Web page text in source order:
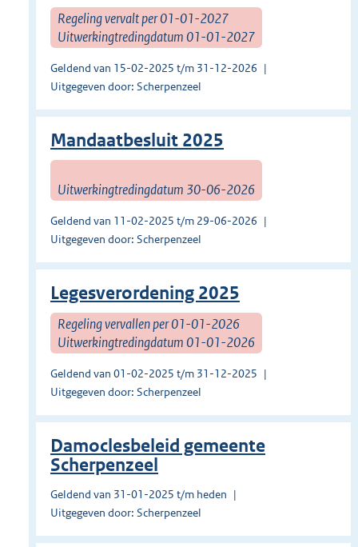
Regeling vervalt per 01-01-2027
Uitwerkingtredingdatum 01-01-2027
Geldend van 15-02-2025 t/m 31-12-2026
Uitgegeven door: Scherpenzeel
Mandaatbesluit 2025
Uitwerkingtredingdatum 30-06-2026
Geldend van 11-02-2025 t/m 29-06-2026
Uitgegeven door: Scherpenzeel
Legesverordening 2025
Regeling vervallen per 01-01-2026
Uitwerkingtredingdatum 01-01-2026
Geldend van 01-02-2025 t/m 31-12-2025
Uitgegeven door: Scherpenzeel
Damoclesbeleid gemeente
Scherpenzeel
Geldend van 31-01-2025 t/m heden
Uitgegeven door: Scherpenzeel